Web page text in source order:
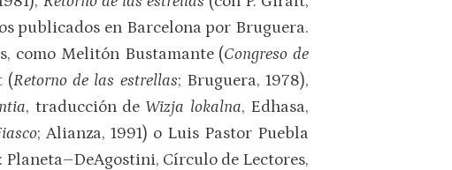
publicados en Barcelona por Bruguera.
como Melitón Bustamante (Congreso de
(Retorno de las estrellas; Bruguera, 1978),
, traducción de Wizja lokalna, Edhasa,
; Alianza, 1991) o Luis Pastor Puebla
Círculo de Lectores,